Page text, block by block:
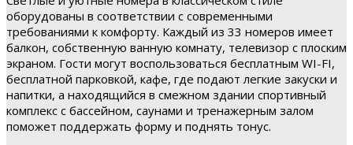
оборудованы в соответствии с современными
требованиями к комфорту. Каждый из 33 номеров имеет
балкон, собственную ванную комнату, телевизор с плоским
экраном. Гости могут воспользоваться бесплатным WI-FI,
бесплатной парковкой, кафе, где подают легкие закуски и
напитки, а находящийся в смежном здании спортивный
комплекс с бассейном, саунами и тренажерным залом
поможет поддержать форму и поднять тонус.